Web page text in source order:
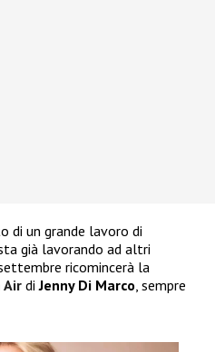
di un grande lavoro di
già lavorando ad altri
ricomincerà la
Air diJenny Di Marco, sempre